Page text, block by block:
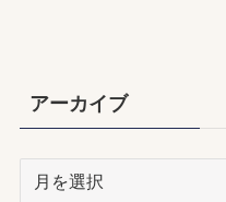
アーカイブ